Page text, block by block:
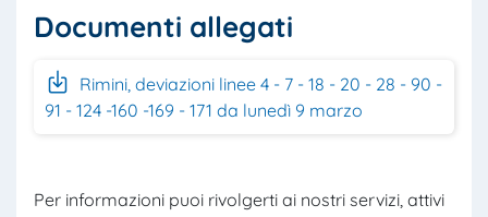
Documenti allegati
Rimini, deviazioni linee 4 - 7 - 18 - 20 - 28 - 90 -
91 - 124 -160 -169 - 171 da lunedì 9 marzo
Per informazioni puoi rivolgerti ai nostri servizi, attivi